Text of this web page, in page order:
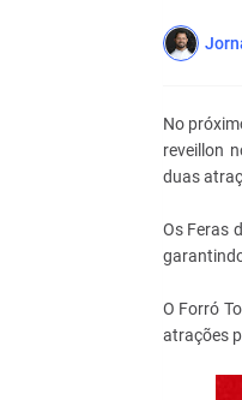
No
reveillon
duas
Os Feras
O Forró
atrações